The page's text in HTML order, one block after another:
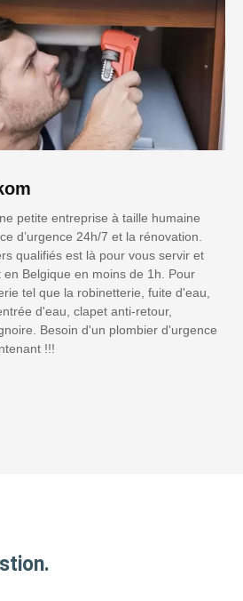
petite entreprise à taille humaine
d’urgence 24h/7 et la rénovation.
qualifiés est là pour vous servir et
Belgique en moins de 1h. Pour
tel que la robinetterie, fuite d'eau,
d'eau, clapet anti-retour,
Besoin d'un plombier d'urgence
!!!